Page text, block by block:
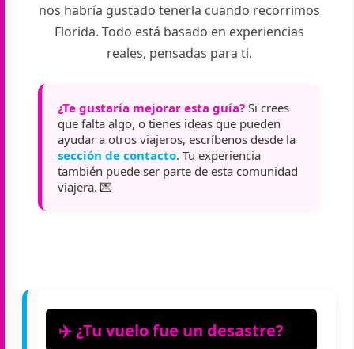
nos habría gustado tenerla cuando recorrimos
Florida. Todo está basado en experiencias
reales, pensadas para ti.
¿Te gustaría mejorar esta guía? Si crees
que falta algo, o tienes ideas que pueden
ayudar a otros viajeros, escríbenos desde la
sección de contacto. Tu experiencia
también puede ser parte de esta comunidad
viajera. 💌
✈️ ¿Tu vuelo fue un desastre?